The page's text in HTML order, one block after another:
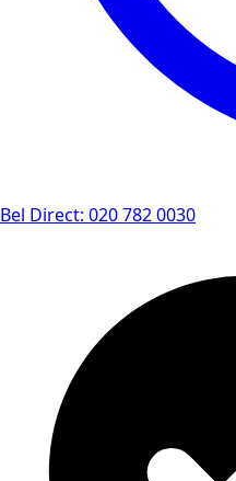
Bel Direct: 020 782 0030